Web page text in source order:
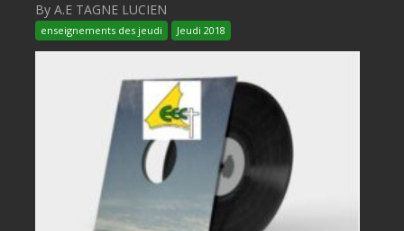
By A.E TAGNE LUCIEN
enseignements des jeudi Jeudi 2018